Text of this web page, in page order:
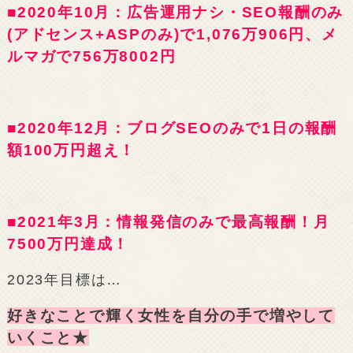
■2020年10月：広告運用ナシ・SEO報酬のみ
(アドセンス+ASPのみ)で1,076万906円、メ
ルマガで756万8002円
■2020年12月：ブログSEOのみで1日の報酬
額100万円超え！
■2021年3月：情報発信のみで最高報酬！月
7500万円達成！
2023年目標は…
好きなことで輝く女性を自分の手で増やして
いくこと★